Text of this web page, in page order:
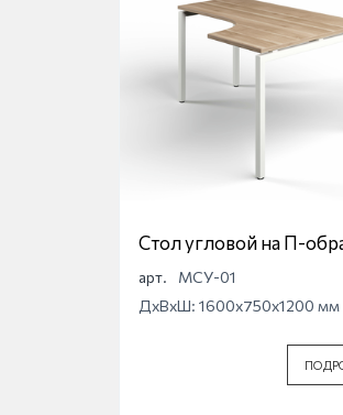
Стол угловой на П-
опоре Магна МСУ-01
арт.
МСУ-01
ДхВхШ: 1600x750x1200 мм